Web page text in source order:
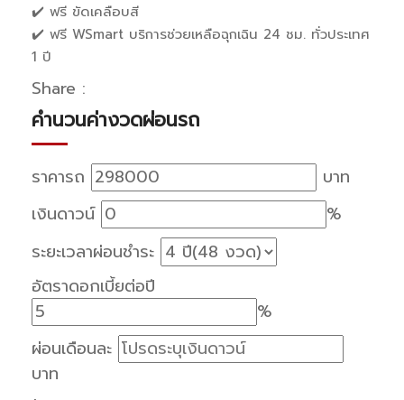
✔️ ฟรี ขัดเคลือบสี
✔️ ฟรี WSmart บริการช่วยเหลือฉุกเฉิน 24 ชม. ทั่วประเทศ
1 ปี
Share :
คำนวนค่างวดผ่อนรถ
ราคารถ
บาท
เงินดาวน์
%
ระยะเวลาผ่อนชำระ
อัตราดอกเบี้ยต่อปี
%
ผ่อนเดือนละ
บาท